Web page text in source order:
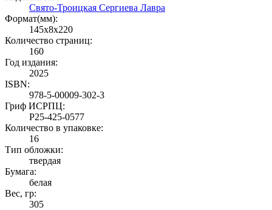
Свято-Троицкая Сергиева Лавра
Формат(мм):
145x8x220
Количество страниц:
160
Год издания:
2025
ISBN:
978-5-00009-302-3
Гриф ИСРПЦ:
Р25-425-0577
Количество в упаковке:
16
Тип обложки:
твердая
Бумага:
белая
Вес, гр:
305